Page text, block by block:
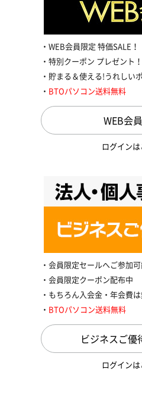
WEB会員限定 特価SALE！
特別クーポン プレゼント！
貯まる＆使える!うれしい
BTOパソコン送料無料
WEB会
ログイン
会員限定セールへご参加
会員限定クーポン配布中
もちろん入会金・年会費
BTOパソコン送料無料
ビジネスご優
ログイン